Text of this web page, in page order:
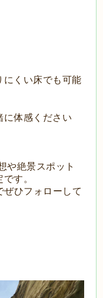
にくい床でも可能
に体感ください
や絶景スポット
す。
ぜひフォローして